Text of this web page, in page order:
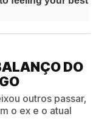
DO
outros passar,
o ex e o atual